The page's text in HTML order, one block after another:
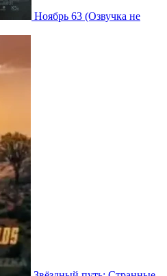
Ноябрь 63 (Озвучка не